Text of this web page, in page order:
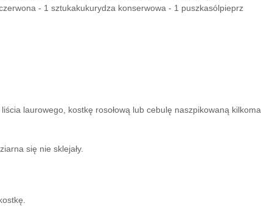
- 1 sztukakukurydza konserwowa - 1 puszkasólpieprz
laurowego, kostkę rosołową lub cebulę naszpikowaną kilkoma
się nie sklejały.